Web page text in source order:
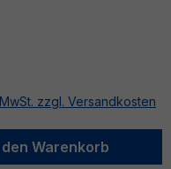
zzgl. Versandkosten
den Warenkorb